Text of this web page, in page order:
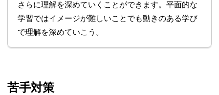
さらに理解を深めていくことができます。平面的な
学習ではイメージが難しいことでも動きのある学び
で理解を深めていこう。
苦手対策